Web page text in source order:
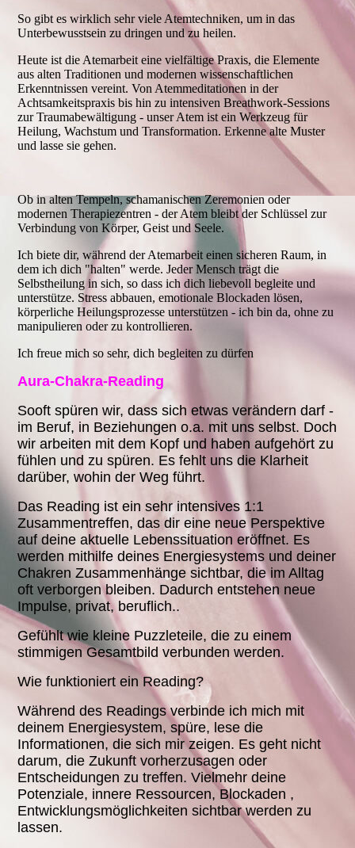
So gibt es wirklich sehr viele Atemtechniken, um in das
Unterbewusstsein zu dringen und zu heilen.
Heute ist die Atemarbeit eine vielfältige Praxis, die Elemente
aus alten Traditionen und modernen wissenschaftlichen
Erkenntnissen vereint. Von Atemmeditationen in der
Achtsamkeitspraxis bis hin zu intensiven Breathwork-Sessions
zur Traumabewältigung - unser Atem ist ein Werkzeug für
Heilung, Wachstum und Transformation. Erkenne alte Muster
und lasse sie gehen.
Ob in alten Tempeln, schamanischen Zeremonien oder
modernen Therapiezentren - der Atem bleibt der Schlüssel zur
Verbindung von Körper, Geist und Seele.
Ich biete dir, während der Atemarbeit einen sicheren Raum, in
dem ich dich "halten" werde. Jeder Mensch trägt die
Selbstheilung in sich, so dass ich dich liebevoll begleite und
unterstütze. Stress abbauen, emotionale Blockaden lösen,
körperliche Heilungsprozesse unterstützen - ich bin da, ohne zu
manipulieren oder zu kontrollieren.
Ich freue mich so sehr, dich begleiten zu dürfen
Aura-Chakra-Reading
Sooft spüren wir, dass sich etwas verändern darf -
im Beruf, in Beziehungen o.a. mit uns selbst. Doch
wir arbeiten mit dem Kopf und haben aufgehört zu
fühlen und zu spüren. Es fehlt uns die Klarheit
darüber, wohin der Weg führt.
Das Reading ist ein sehr intensives 1:1
Zusammentreffen, das dir eine neue Perspektive
auf deine aktuelle Lebenssituation eröffnet. Es
werden mithilfe deines Energiesystems und deiner
Chakren Zusammenhänge sichtbar, die im Alltag
oft verborgen bleiben. Dadurch entstehen neue
Impulse, privat, beruflich..
Gefühlt wie kleine Puzzleteile, die zu einem
stimmigen Gesamtbild verbunden werden.
Wie funktioniert ein Reading?
Während des Readings verbinde ich mich mit
deinem Energiesystem, spüre, lese die
Informationen, die sich mir zeigen. Es geht nicht
darum, die Zukunft vorherzusagen oder
Entscheidungen zu treffen. Vielmehr deine
Potenziale, innere Ressourcen, Blockaden ,
Entwicklungsmöglichkeiten sichtbar werden zu
lassen.